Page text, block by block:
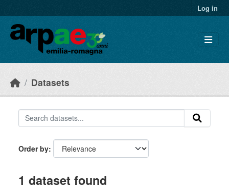
Log in
Datasets
Order by
1 dataset found